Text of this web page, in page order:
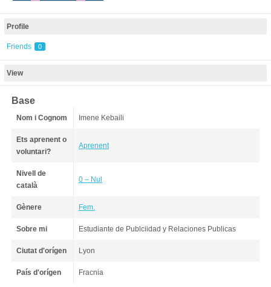
Profile
Friends 0
View
Base
Nom i Cognom Imene Kebaili
Ets aprenent o
voluntari?
Aprenent
Nivell de
català
0 – Nul
Gènere Fem.
Sobre mi Estudiante de Publciidad y Relaciones Publicas
Ciutat d'orígen Lyon
País d'orígen Fracnia